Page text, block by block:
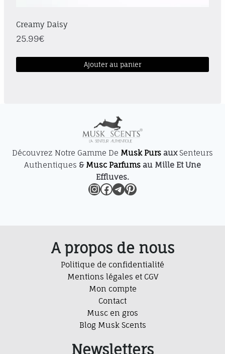
Creamy Daisy
25.99€
Ajouter au panier
Découvrez Notre Gamme De Musk Purs auxSenteurs
Authentiques & Musc Parfums au Mille Et Une
Effluves.
Instagram
Facebook
Telegram
Pinterest
A propos de nous
Politique de confidentialité
Mentions légales et CGV
Mon compte
Contact
Musc en gros
Blog Musk Scents
Newsletters